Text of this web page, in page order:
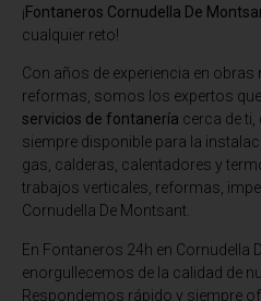
¡Fontaneros Cornudella De
cualquier reto!
Con años de experiencia en
reformas, somos los expertos
servicios de fontanería cerca de
siempre disponible para la
gas, calderas, calentadores y
trabajos verticales, reformas,
Cornudella De Montsant.
En Fontaneros 24h en Cornudella
enorgullecemos de la calidad de
Respondemos rápido y siempre